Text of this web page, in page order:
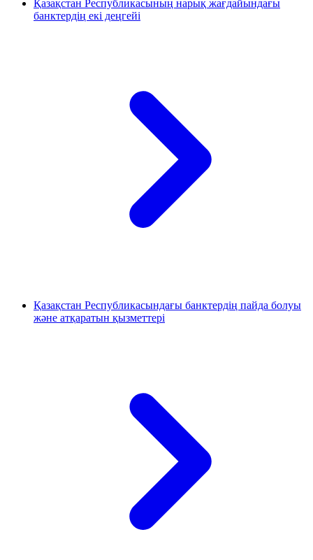
Қазақстан Республикасының нарық жағдайындағы
банктердің екі деңгейі
Қазақстан Республикасындағы банктердің пайда болуы
және атқаратын қызметтері